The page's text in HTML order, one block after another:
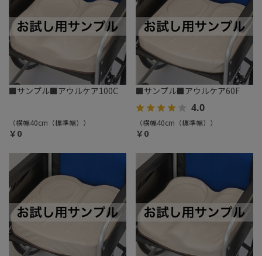
■サンプル■アウルケア100C
（横幅40cm（標準幅））
￥0
■サンプル■アウルケア60F
4.0
（横幅40cm（標準幅））
￥0